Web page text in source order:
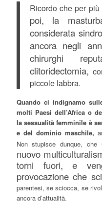
Ricordo che per
poi, la
considerata
ancora negli
chirurghi
clitoridectomia,
piccole labbra.
Quando ci indignamo
molti Paesi dell’Africa o
la sessualità femminile è
e del dominio maschile,
Non stupisce dunque, che
nuovo
torni fuori,
e
provocazione che
parentesi, se sciocca, se
ancora d’attualità.